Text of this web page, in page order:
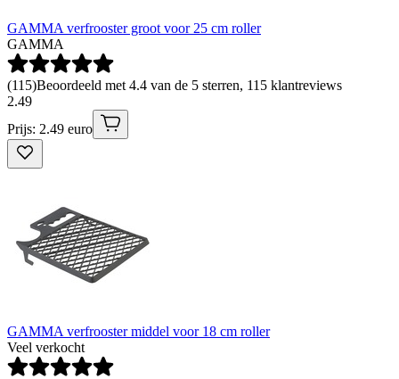
GAMMA verfrooster groot voor 25 cm roller
GAMMA
(115)Beoordeeld met 4.4 van de 5 sterren, 115 klantreviews
2.49
Prijs: 2.49 euro
GAMMA verfrooster middel voor 18 cm roller
Veel verkocht